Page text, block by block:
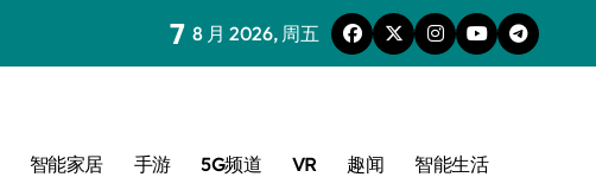
7 8 月 2026, 周五
智能家居 手游 5G频道 VR 趣闻 智能生活